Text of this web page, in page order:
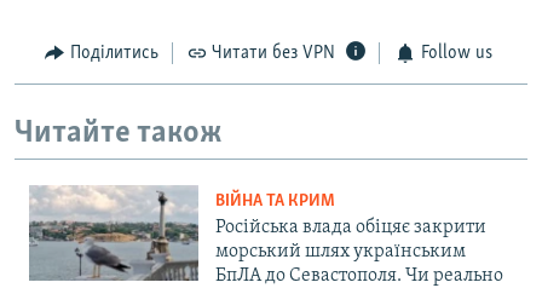
Поділитись Читати без VPN Follow us
Читайте також
ВІЙНА ТА КРИМ
Російська влада обіцяє закрити
морський шлях українським
БпЛА до Севастополя. Чи реально